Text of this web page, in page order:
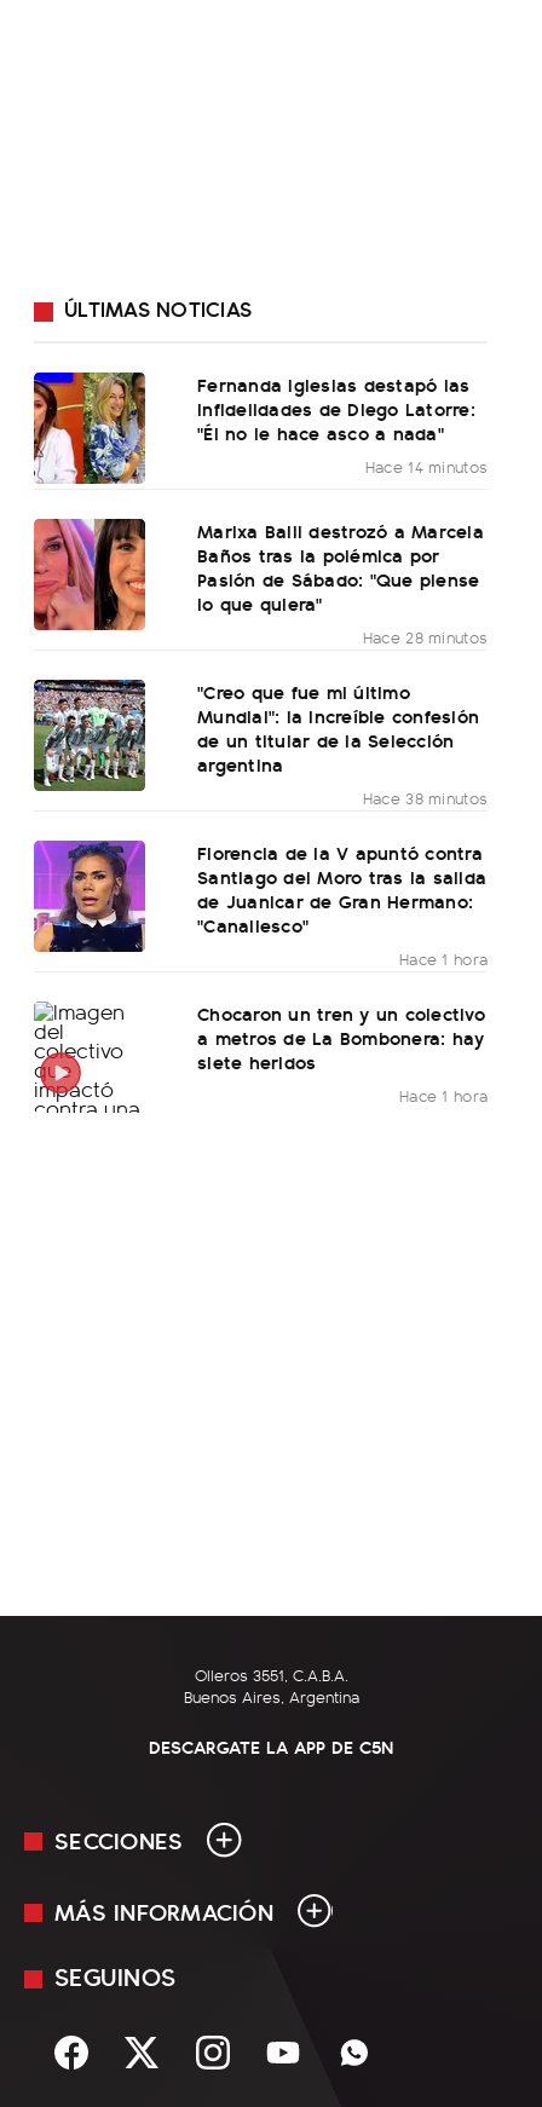
ÚLTIMAS NOTICIAS
Fernanda Iglesias destapó las
infidelidades de Diego Latorre:
"Él no le hace asco a nada"
Hace 14 minutos
Marixa Balli destrozó a Marcela
Baños tras la polémica por
Pasión de Sábado: "Que piense
lo que quiera"
Hace 28 minutos
"Creo que fue mi último
Mundial": la increíble confesión
de un titular de la Selección
argentina
Hace 38 minutos
Florencia de la V apuntó contra
Santiago del Moro tras la salida
de Juanicar de Gran Hermano:
"Canallesco"
Hace 1 hora
Chocaron un tren y un colectivo
a metros de La Bombonera: hay
siete heridos
Hace 1 hora
Olleros 3551, C.A.B.A.
Buenos Aires, Argentina
DESCARGATE LA APP DE C5N
SECCIONES
En Vivo
Sociedad
MÁS INFORMACIÓN
Mediakit
Términos y condiciones
SEGUINOS